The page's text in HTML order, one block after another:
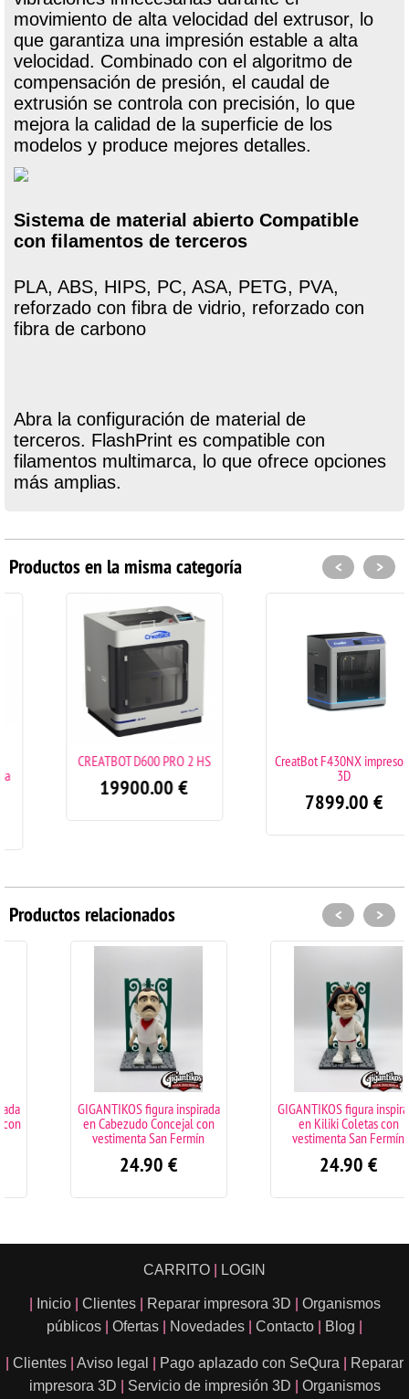
movimiento de alta velocidad del extrusor, lo
que garantiza una impresión estable a alta
velocidad. Combinado con el algoritmo de
compensación de presión, el caudal de
extrusión se controla con precisión, lo que
mejora la calidad de la superficie de los
modelos y produce mejores detalles.
Sistema de material abierto Compatible
con filamentos de terceros
PLA, ABS, HIPS, PC, ASA, PETG, PVA,
reforzado con fibra de vidrio, reforzado con
fibra de carbono
Abra la configuración de material de
terceros. FlashPrint es compatible con
filamentos multimarca, lo que ofrece opciones
más amplias.
Productos en la misma categoría
CREATBOT D600 PRO 2 HS
19900.00€
CreatBot F430NX impresora
7899.00€
< >
Productos relacionados
GIGANTIKOS figura inspirada
en Cabezudo Concejal con
vestimenta San Fermín
€
GIGANTIKOS figura inspirada
en Kiliki Coletas con
vestimenta San Fermín
€
< >
CARRITO LOGIN
Inicio Clientes Reparar impresora 3D
Organismos
públicos
Ofertas Novedades Contacto Blog
Clientes Aviso legal Pago aplazado con SeQura
Reparar
impresora 3D
Servicio de impresión 3D
Organismos